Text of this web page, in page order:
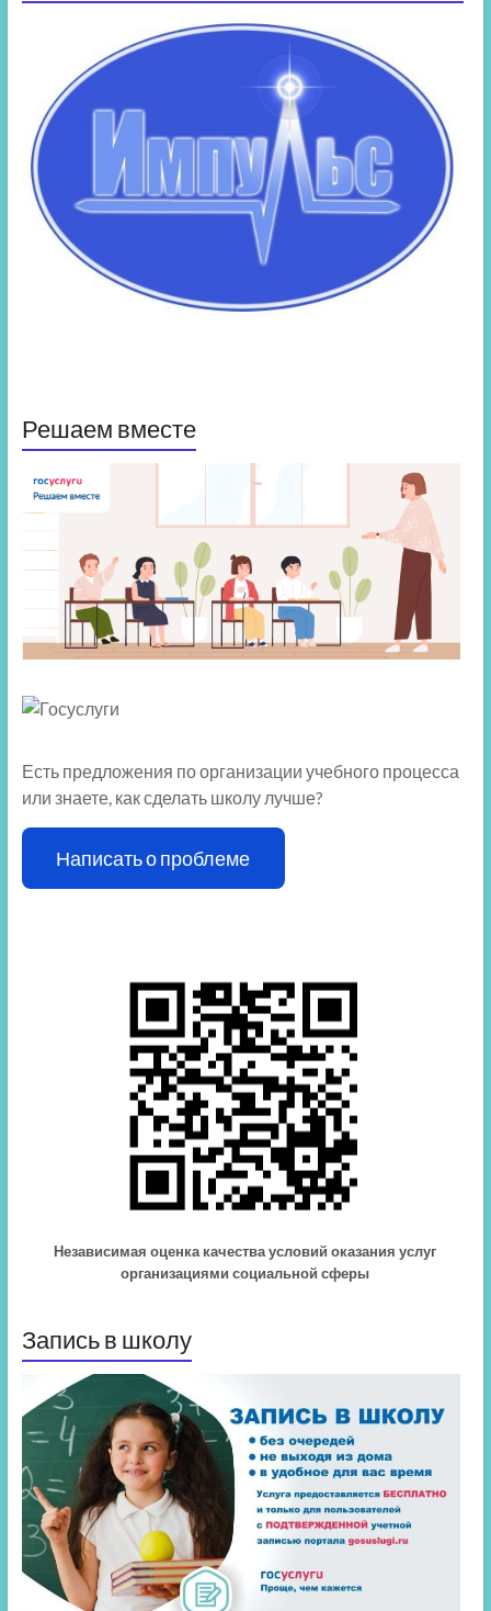
Решаем вместе
Есть предложения по организации учебного процесса
или знаете, как сделать школу лучше?
Написать о проблеме
Независимая оценка качества условий оказания услуг
организациями социальной сферы
Запись в школу